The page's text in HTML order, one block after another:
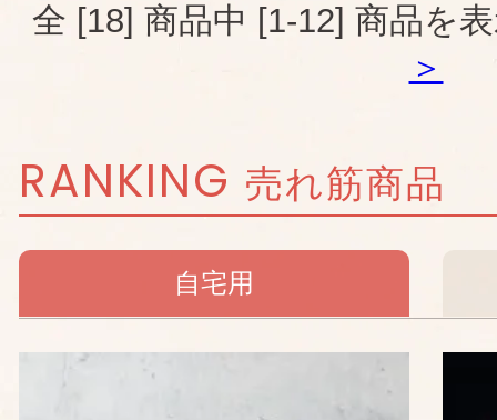
全 [18] 商品中 [1-12] 商品を
＞
RANKING 売れ筋商品
自宅用